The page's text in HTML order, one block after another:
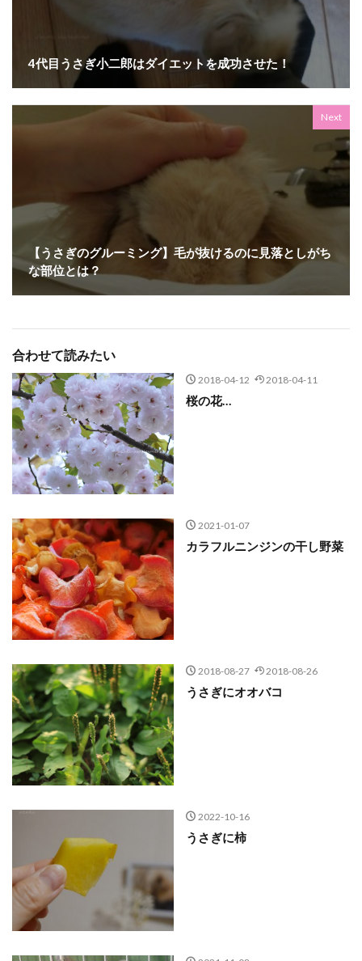
4代目うさぎ小二郎はダイエットを成功させた！
Next
【うさぎのグルーミング】毛が抜けるのに見落としがち
な部位とは？
合わせて読みたい
2018-04-12 2018-04-11
桜の花…
2021-01-07
カラフルニンジンの干し野菜
2018-08-27 2018-08-26
うさぎにオオバコ
2022-10-16
うさぎに柿